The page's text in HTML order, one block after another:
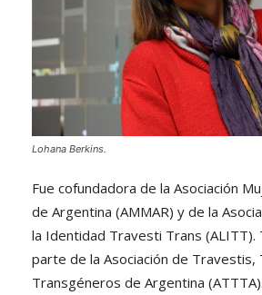
Lohana Berkins.
Fue cofundadora de la Asociación
de Argentina (AMMAR) y de la
la Identidad Travesti Trans (ALITT).
parte de la Asociación de Travestis,
Transgéneros de Argentina